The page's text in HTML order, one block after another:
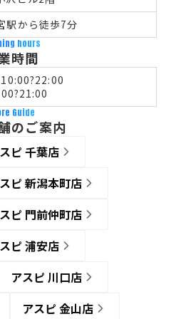
駅から徒歩7分
hours
時間
Guide
のご案内
ピ 千葉店
ピ 新潟本町店
ピ 門前仲町店
ピ 浦安店
アスピ 川口店
アスピ 金山店